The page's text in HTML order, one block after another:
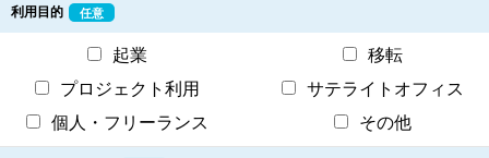
利用目的 任意
起業
移転
プロジェクト利用
サテライトオフィス
個人・フリーランス
その他